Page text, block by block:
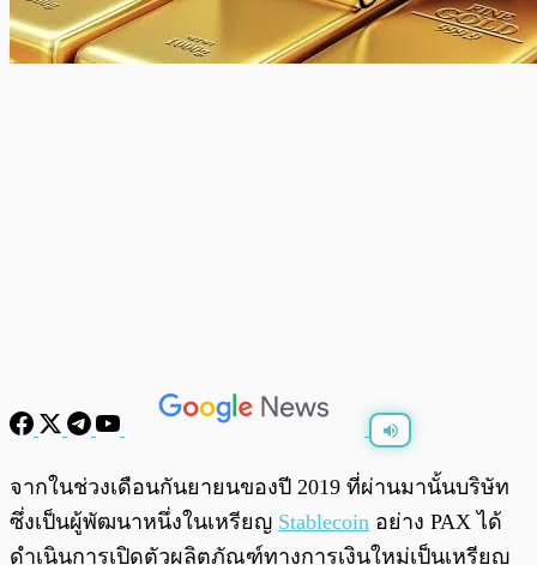
พร้อมเล่น 0:00/ 0:00
จากในช่วงเดือนกันยายนของปี 2019 ที่ผ่านมานั้นบริษัท
ซึ่งเป็นผู้พัฒนาหนึ่งในเหรียญ Stablecoin อย่าง PAX ได้
ดำเนินการเปิดตัวผลิตภัณฑ์ทางการเงินใหม่เป็นเหรียญ